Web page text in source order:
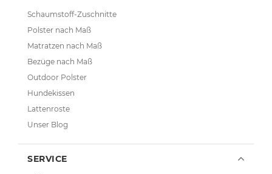
Schaumstoff-Zuschnitte
Polster nach Maß
Matratzen nach Maß
Bezüge nach Maß
Outdoor Polster
Hundekissen
Lattenroste
Unser Blog
SERVICE